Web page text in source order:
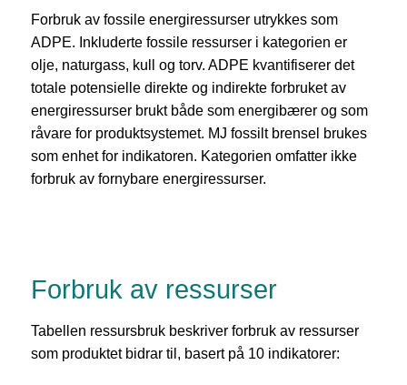
Forbruk av fossile energiressurser utrykkes som
ADPE. Inkluderte fossile ressurser i kategorien er
olje, naturgass, kull og torv. ADPE kvantifiserer det
totale potensielle direkte og indirekte forbruket av
energiressurser brukt både som energibærer og som
råvare for produktsystemet. MJ fossilt brensel brukes
som enhet for indikatoren. Kategorien omfatter ikke
forbruk av fornybare energiressurser.
Forbruk av ressurser
Tabellen ressursbruk beskriver forbruk av ressurser
som produktet bidrar til, basert på 10 indikatorer: